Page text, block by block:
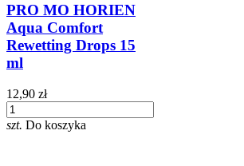
PRO MO HORIEN
Aqua Comfort
Rewetting Drops 15
ml
12,90 zł
szt. Do koszyka